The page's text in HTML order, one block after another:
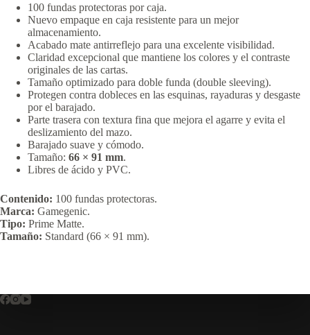
100 fundas protectoras por caja.
Nuevo empaque en caja resistente para un mejor
almacenamiento.
Acabado mate antirreflejo para una excelente visibilidad.
Claridad excepcional que mantiene los colores y el contraste
originales de las cartas.
Tamaño optimizado para doble funda (double sleeving).
Protegen contra dobleces en las esquinas, rayaduras y desgaste
por el barajado.
Parte trasera con textura fina que mejora el agarre y evita el
deslizamiento del mazo.
Barajado suave y cómodo.
Tamaño: 66 × 91 mm.
Libres de ácido y PVC.
Contenido: 100 fundas protectoras.
Marca: Gamegenic.
Tipo: Prime Matte.
Tamaño: Standard (66 × 91 mm).